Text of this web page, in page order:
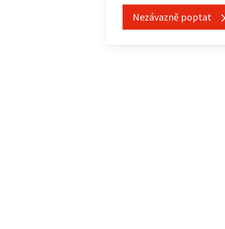
Nezávazně poptat